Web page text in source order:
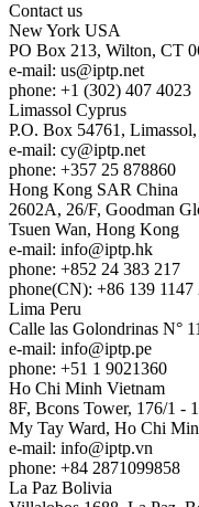
Contact us
New York USA
PO Box 213, Wilton, CT
e-mail: us
iptp.net
phone: +1 (302) 407 4023
Limassol Cyprus
P.O. Box 54761,
e-mail: cy
iptp.net
phone: +357 25 878860
Hong Kong SAR China
2602A, 26/F, Goodman
Tsuen Wan, Hong Kong
e-mail: info
iptp.hk
phone: +852 24 383 217
phone(CN): +86 139 1147
Lima Peru
Calle las Golondrinas N°
e-mail: info
iptp.pe
phone: +51 1 9021360
Ho Chi Minh Vietnam
8F, Bcons Tower, 176/1 -
My Tay Ward, Ho Chi
e-mail: info
iptp.vn
phone: +84 2871099858
La Paz Bolivia